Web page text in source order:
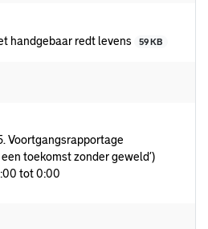
handgebaar redt levens
59 KB
Voortgangsrapportage
toekomst zonder geweld’)
tot 0:00